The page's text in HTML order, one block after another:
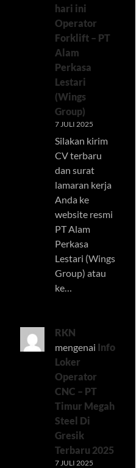
hari ini
Operator
Forklift – PT
Alam
Perkasa
Lestari
(Wings
Group)
7 JULI 2025
Silakan kirim
CV terbaru
dan surat
lamaran kerja
Anda ke
website resmi
PT Alam
Perkasa
Lestari (Wings
Group) atau
ke…
RKN
mengenai Info
Loker
Operator
CNC – PT
Timur Megah
Steel Di
Gresik
Terbaru 2025
7 JULI 2025